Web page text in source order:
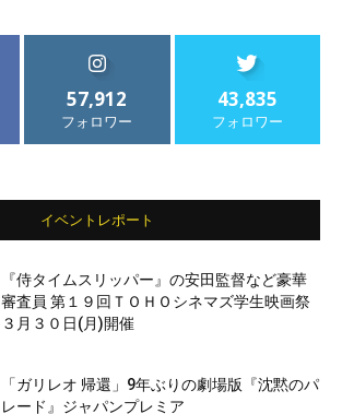
57,912
フォロワー
43,835
フォロワー
イベントレポート
『侍タイムスリッパー』の安田監督など豪華
審査員 第１９回ＴＯＨＯシネマズ学生映画祭
３月３０日(月)開催
「ガリレオ 帰還」9年ぶりの劇場版『沈黙のパ
レード』ジャパンプレミア